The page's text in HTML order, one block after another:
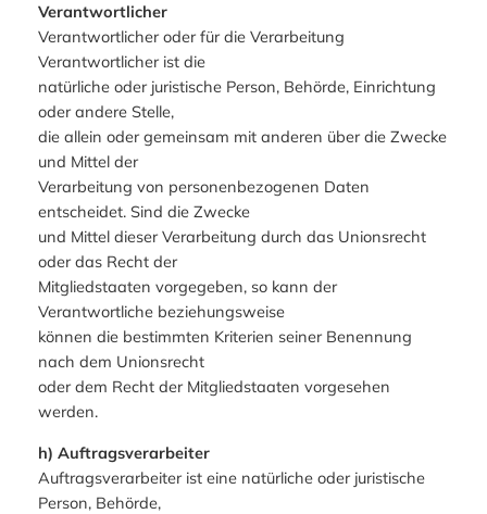
Verantwortlicher
Verantwortlicher oder für die Verarbeitung
Verantwortlicher ist die
natürliche oder juristische Person, Behörde, Einrichtung
oder andere Stelle,
die allein oder gemeinsam mit anderen über die Zwecke
und Mittel der
Verarbeitung von personenbezogenen Daten
entscheidet. Sind die Zwecke
und Mittel dieser Verarbeitung durch das Unionsrecht
oder das Recht der
Mitgliedstaaten vorgegeben, so kann der
Verantwortliche beziehungsweise
können die bestimmten Kriterien seiner Benennung
nach dem Unionsrecht
oder dem Recht der Mitgliedstaaten vorgesehen
werden.
h) Auftragsverarbeiter
Auftragsverarbeiter ist eine natürliche oder juristische
Person, Behörde,